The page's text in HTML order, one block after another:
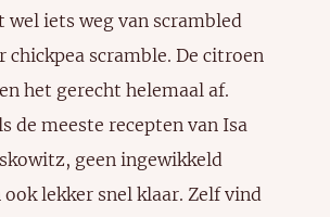
wel iets weg van scrambled
chickpea scramble. De citroen
het gerecht helemaal af.
de meeste recepten van Isa
geen ingewikkeld
ook lekker snel klaar. Zelf vind